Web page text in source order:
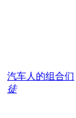
汽车人的组合们
徒